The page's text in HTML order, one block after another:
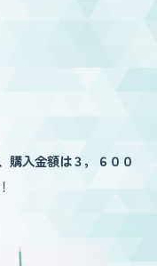
購入金額は３，６００
！